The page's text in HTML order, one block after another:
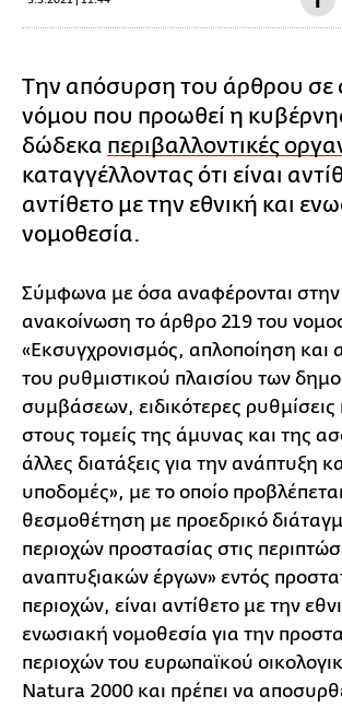
Την απόσυρση του άρθρου σε
νόμου που προωθεί η
δώδεκα περιβαλλοντικές
καταγγέλλοντας ότι είναι
αντίθετο με την εθνική και
νομοθεσία.
Σύμφωνα με όσα αναφέρονται στην
ανακοίνωση το άρθρο 219 του
«Εκσυγχρονισμός, απλοποίηση
του ρυθμιστικού πλαισίου των
συμβάσεων, ειδικότερες
στους τομείς της άμυνας και της
άλλες διατάξεις για την ανάπτυξη
υποδομές», με το οποίο
θεσμοθέτηση με προεδρικό
περιοχών προστασίας στις
αναπτυξιακών έργων» εντός
περιοχών, είναι αντίθετο με την
ενωσιακή νομοθεσία για την
περιοχών του ευρωπαϊκού
Natura 2000 και πρέπει να